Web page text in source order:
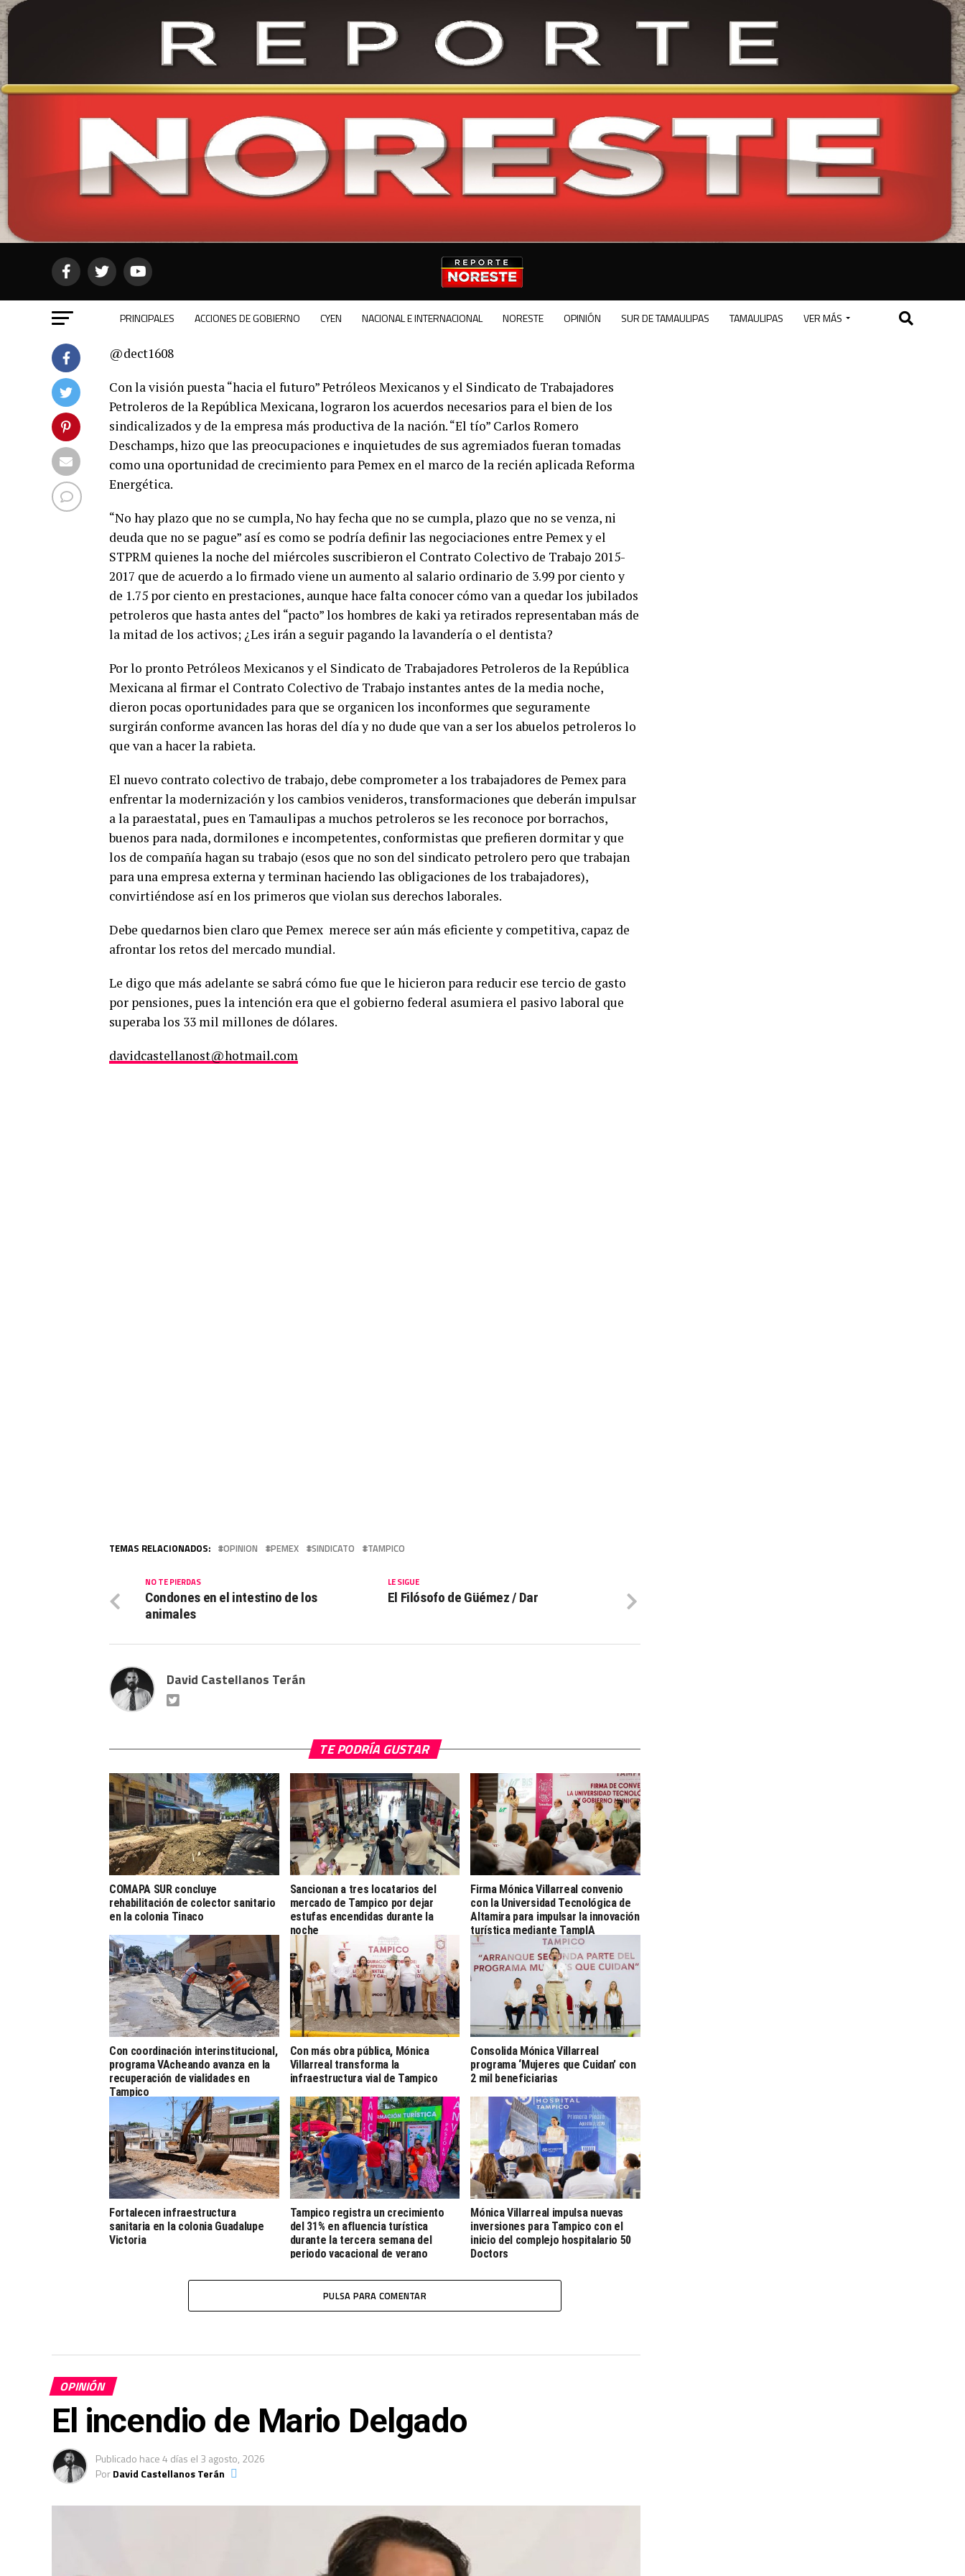
PRINCIPALES ACCIONES DE GOBIERNO CYEN NACIONAL E INTERNACIONAL NORESTE OPINIÓN SUR DE TAMAULIPAS TAMAULIPAS VER MÁS
@dect1608
Con la visión puesta “hacia el futuro” Petróleos Mexicanos y el Sindicato de Trabajadores
Petroleros de la República Mexicana, lograron los acuerdos necesarios para el bien de los
sindicalizados y de la empresa más productiva de la nación. “El tío” Carlos Romero
Deschamps, hizo que las preocupaciones e inquietudes de sus agremiados fueran tomadas
como una oportunidad de crecimiento para Pemex en el marco de la recién aplicada Reforma
Energética.
“No hay plazo que no se cumpla, No hay fecha que no se cumpla, plazo que no se venza, ni
deuda que no se pague” así es como se podría definir las negociaciones entre Pemex y el
STPRM quienes la noche del miércoles suscribieron el Contrato Colectivo de Trabajo 2015-
2017 que de acuerdo a lo firmado viene un aumento al salario ordinario de 3.99 por ciento y
de 1.75 por ciento en prestaciones, aunque hace falta conocer cómo van a quedar los jubilados
petroleros que hasta antes del “pacto” los hombres de kaki ya retirados representaban más de
la mitad de los activos; ¿Les irán a seguir pagando la lavandería o el dentista?
Por lo pronto Petróleos Mexicanos y el Sindicato de Trabajadores Petroleros de la República
Mexicana al firmar el Contrato Colectivo de Trabajo instantes antes de la media noche,
dieron pocas oportunidades para que se organicen los inconformes que seguramente
surgirán conforme avancen las horas del día y no dude que van a ser los abuelos petroleros lo
que van a hacer la rabieta.
El nuevo contrato colectivo de trabajo, debe comprometer a los trabajadores de Pemex para
enfrentar la modernización y los cambios venideros, transformaciones que deberán impulsar
a la paraestatal, pues en Tamaulipas a muchos petroleros se les reconoce por borrachos,
buenos para nada, dormilones e incompetentes, conformistas que prefieren dormitar y que
los de compañía hagan su trabajo (esos que no son del sindicato petrolero pero que trabajan
para una empresa externa y terminan haciendo las obligaciones de los trabajadores),
convirtiéndose así en los primeros que violan sus derechos laborales.
Debe quedarnos bien claro que Pemex merece ser aún más eficiente y competitiva, capaz de
afrontar los retos del mercado mundial.
Le digo que más adelante se sabrá cómo fue que le hicieron para reducir ese tercio de gasto
por pensiones, pues la intención era que el gobierno federal asumiera el pasivo laboral que
superaba los 33 mil millones de dólares.
davidcastellanost@hotmail.com
TEMAS RELACIONADOS: OPINION PEMEX SINDICATO TAMPICO
LE SIGUE
El Filósofo de Güémez / Dar
NO TE PIERDAS
Condones en el intestino de los
animales
David Castellanos Terán
TE PODRÍA GUSTAR
COMAPA SUR concluye
rehabilitación de colector sanitario
en la colonia Tinaco
Sancionan a tres locatarios del
mercado de Tampico por dejar
estufas encendidas durante la
noche
Firma Mónica Villarreal convenio
con la Universidad Tecnológica de
Altamira para impulsar la innovación
turística mediante TampIA
Con coordinación interinstitucional,
programa VAcheando avanza en la
recuperación de vialidades en
Tampico
Con más obra pública, Mónica
Villarreal transforma la
infraestructura vial de Tampico
Consolida Mónica Villarreal
programa ‘Mujeres que Cuidan’ con
2 mil beneficiarias
Fortalecen infraestructura
sanitaria en la colonia Guadalupe
Victoria
Tampico registra un crecimiento
del 31% en afluencia turística
durante la tercera semana del
periodo vacacional de verano
Mónica Villarreal impulsa nuevas
inversiones para Tampico con el
inicio del complejo hospitalario 50
Doctors
PULSA PARA COMENTAR
OPINIÓN
El incendio de Mario Delgado
Publicado hace 4 días el 3 agosto, 2026
PorDavid Castellanos Terán